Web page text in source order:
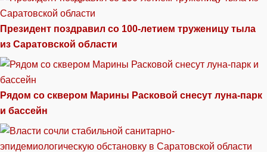
Президент поздравил со 100-летием труженицу тыла
из Саратовской области
Рядом со сквером Марины Расковой снесут луна-парк
и бассейн